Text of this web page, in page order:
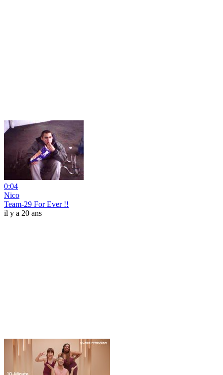
0:04
Nico
Team-29 For Ever !!
il y a 20 ans